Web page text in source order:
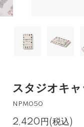
スタジオキ
NPM050
2,420円(税込)